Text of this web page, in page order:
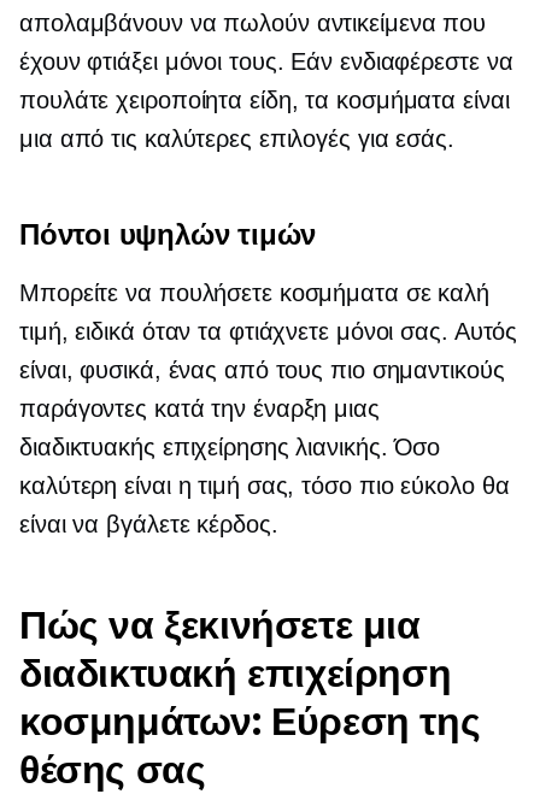
απολαμβάνουν να πωλούν αντικείμενα που
έχουν φτιάξει μόνοι τους. Εάν ενδιαφέρεστε να
πουλάτε χειροποίητα είδη, τα κοσμήματα είναι
μια από τις καλύτερες επιλογές για εσάς.
Πόντοι υψηλών τιμών
Μπορείτε να πουλήσετε κοσμήματα σε καλή
τιμή, ειδικά όταν τα φτιάχνετε μόνοι σας. Αυτός
είναι, φυσικά, ένας από τους πιο σημαντικούς
παράγοντες κατά την έναρξη μιας
διαδικτυακής επιχείρησης λιανικής. Όσο
καλύτερη είναι η τιμή σας, τόσο πιο εύκολο θα
είναι να βγάλετε κέρδος.
Πώς να ξεκινήσετε μια
διαδικτυακή επιχείρηση
κοσμημάτων: Εύρεση της
θέσης σας